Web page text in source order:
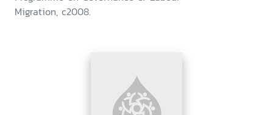
Migration, c2008.